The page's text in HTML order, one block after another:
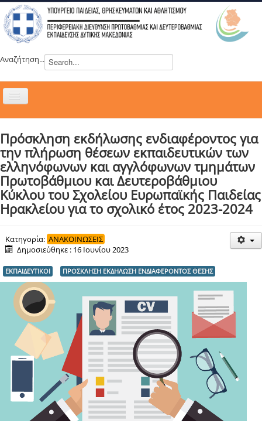
Αναζήτηση...
Εναλλαγή
ΝΕΑ
ΣΥΜΒΟΥΛΙΑ
ΕΥΡΩΠΑΪΚΑ ΠΡΟΓΡΑΜΜΑΤΑ
ΜΑΘΗΤΕΙΑ
ΔΡΑΣΕΙΣ
ΕΠΙΚΟΙΝΩΝΙΑ
Πρόσκληση εκδήλωσης ενδιαφέροντος για
την πλήρωση θέσεων εκπαιδευτικών των
ελληνόφωνων και αγγλόφωνων τμημάτων
Πρωτοβάθμιου και Δευτεροβάθμιου
Κύκλου του Σχολείου Ευρωπαϊκής Παιδείας
Ηρακλείου για το σχολικό έτος 2023-2024
Κατηγορία: ΑΝΑΚΟΙΝΩΣΕΙΣ
Δημοσιεύθηκε : 16 Ιουνίου 2023
ΕΚΠΑΙΔΕΥΤΙΚΟΙ ΠΡΟΣΚΛΗΣΗ ΕΚΔΗΛΩΣΗ ΕΝΔΙΑΦΕΡΟΝΤΟΣ ΘΕΣΗΣ